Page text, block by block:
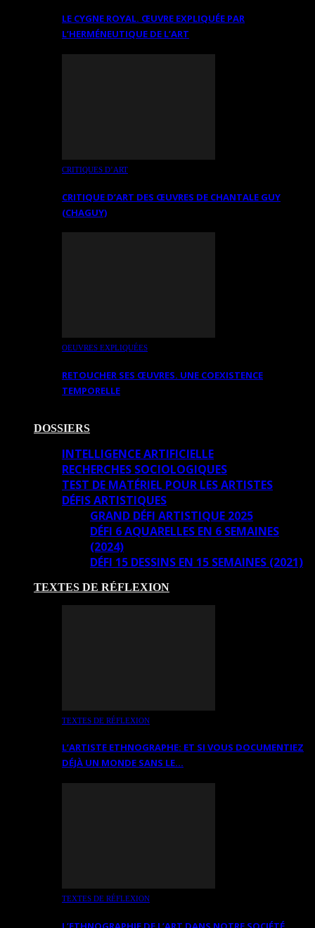
LE CYGNE ROYAL. ŒUVRE EXPLIQUÉE PAR
L’HERMÉNEUTIQUE DE L’ART
CRITIQUES D’ART
CRITIQUE D’ART DES ŒUVRES DE CHANTALE GUY
(CHAGUY)
OEUVRES EXPLIQUÉES
RETOUCHER SES ŒUVRES. UNE COEXISTENCE
TEMPORELLE
DOSSIERS
INTELLIGENCE ARTIFICIELLE
RECHERCHES SOCIOLOGIQUES
TEST DE MATÉRIEL POUR LES ARTISTES
DÉFIS ARTISTIQUES
GRAND DÉFI ARTISTIQUE 2025
DÉFI 6 AQUARELLES EN 6 SEMAINES
(2024)
DÉFI 15 DESSINS EN 15 SEMAINES (2021)
TEXTES DE RÉFLEXION
TEXTES DE RÉFLEXION
L’ARTISTE ETHNOGRAPHE: ET SI VOUS DOCUMENTIEZ
DÉJÀ UN MONDE SANS LE…
TEXTES DE RÉFLEXION